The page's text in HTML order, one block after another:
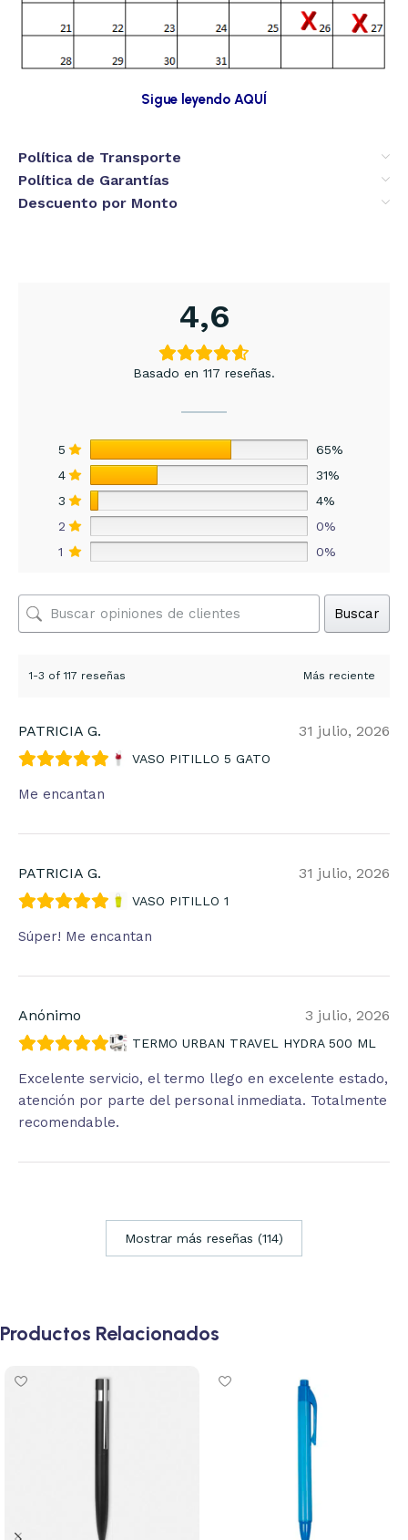
Sigue leyendo AQUÍ
Política de Transporte
Política de Garantías
Descuento por Monto
4,6
Basado en 117 reseñas.
5
65%
4
31%
3
4%
2
0%
1
0%
Buscar
1-3 of 117 reseñas
PATRICIA G. 31 julio, 2026
VASO PITILLO 5 GATO
Me encantan
PATRICIA G. 31 julio, 2026
VASO PITILLO 1
Súper! Me encantan
Anónimo 3 julio, 2026
TERMO URBAN TRAVEL HYDRA 500 ML
Excelente servicio, el termo llego en excelente estado,
atención por parte del personal inmediata. Totalmente
recomendable.
Mostrar más reseñas (114)
Productos Relacionados